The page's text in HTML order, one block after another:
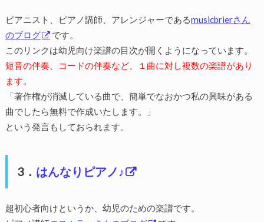
ピアニスト、ピアノ講師、アレンジャーであるmusicbrierさん
のブログ
です。
このリンクは幼児向け楽譜の目次が開くようになっています。
短音の伴奏、コードの伴奏など、１曲に対し複数の楽譜があり
ます。
「著作権が消滅している曲で、簡単でなおかつ私の興味がある
曲でしたら無料で作成いたします。」
という発言もしておられます。
3． はんなりピアノ♪
超初心者向けというか、幼児のための楽譜です。